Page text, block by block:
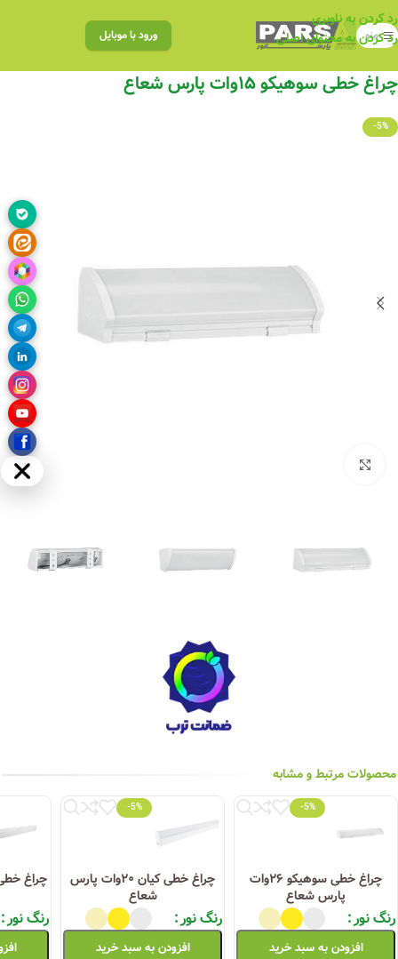
رد کردن به ناوبری
رد کردن به محتوای اصلی
منو ورود با موبایل
چراغ خطی سوهیکو ۱۵وات پارس شعاع
-5%
محصولات مرتبط و مشابه
-5%
چراغ خطی سوهیکو ۲۶وات
پارس شعاع
رنگ نور
افزودن به سبد خرید
-5%
چراغ خطی کیان ۲۰وات پارس
شعاع
رنگ نور
افزودن به سبد خرید
رنگ نور